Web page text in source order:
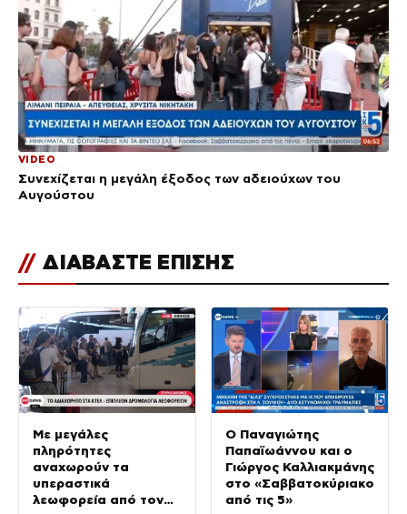
VIDEO
Συνεχίζεται η μεγάλη έξοδος των αδειούχων του
Αυγούστου
// ΔΙΑΒΑΣΤΕ ΕΠΙΣΗΣ
Με μεγάλες
πληρότητες
αναχωρούν τα
υπεραστικά
λεωφορεία από τον
Ο Παναγιώτης
Παπαϊωάννου και ο
Γιώργος Καλλιακμάνης
στο «Σαββατοκύριακο
από τις 5»